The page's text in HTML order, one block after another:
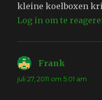
kleine koelboxen
Log in om te
Frank
juli 27, 2011 om 5:01 am